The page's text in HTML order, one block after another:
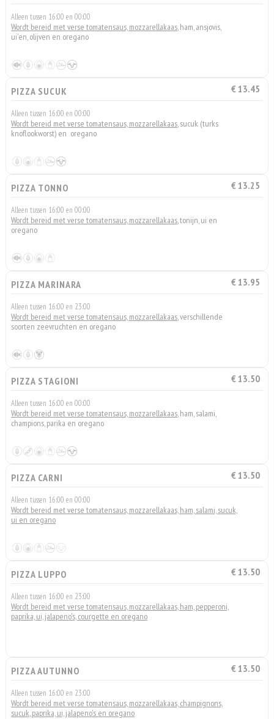
Alleen tussen 16:00 en 00:00
Wordt bereid met verse tomatensaus, mozzarellakaas, ham, ansjovis,
ui'en, olijven en oregano
PIZZA SUCUK € 13.45
Alleen tussen 16:00 en 00:00
Wordt bereid met verse tomatensaus, mozzarellakaas, sucuk (turks
knoflookworst) en oregano
PIZZA TONNO € 13.25
Alleen tussen 16:00 en 00:00
Wordt bereid met verse tomatensaus, mozzarellakaas, tonijn, ui en
oregano
PIZZA MARINARA € 13.95
Alleen tussen 16:00 en 23:00
Wordt bereid met verse tomatensaus, mozzarellakaas, verschillende
soorten zeevruchten en oregano
PIZZA STAGIONI € 13.50
Alleen tussen 16:00 en 00:00
Wordt bereid met verse tomatensaus, mozzarellakaas, ham, salami,
champions, parika en oregano
PIZZA CARNI € 13.50
Alleen tussen 16:00 en 00:00
Wordt bereid met verse tomatensaus, mozzarellakaas, ham, salami, sucuk,
ui en oregano
PIZZA LUPPO € 13.50
Alleen tussen 16:00 en 23:00
Wordt bereid met verse tomatensaus, mozzarellakaas, ham, pepperoni,
paprika, ui, jalapeno's, courgette en oregano
PIZZA AUTUNNO € 13.50
Alleen tussen 16:00 en 23:00
Wordt bereid met verse tomatensaus, mozzarellakaas, champignons,
sucuk, paprika, ui, jalapeno's en oregano